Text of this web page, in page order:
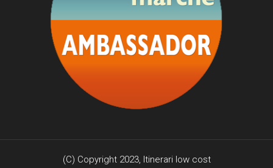
(C) Copyright 2023, Itinerari low cost